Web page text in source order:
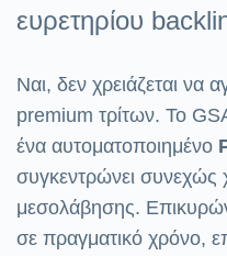
ευρετηρίου
Ναι, δεν χρειάζεται να
premium τρίτων. Το
ένα αυτοματοποιημένο
συγκεντρώνει συνεχώς
μεσολάβησης.
σε πραγματικό χρόνο,